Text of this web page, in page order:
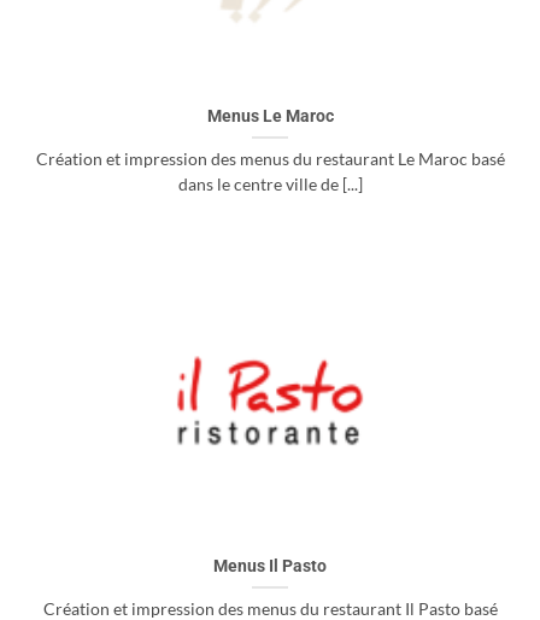
Menus Le Maroc
Création et impression des menus du restaurant Le Maroc basé
dans le centre ville de [...]
Menus Il Pasto
Création et impression des menus du restaurant Il Pasto basé